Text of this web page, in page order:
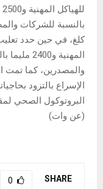
والمصدرين، كما تمت
الإسراع بالتزود
البروتوكول الصحي
(عن وات)
SHARE
0